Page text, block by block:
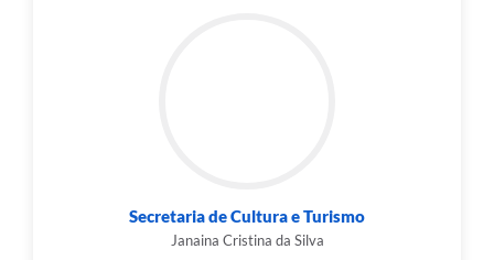
Secretaria de Cultura e Turismo
Janaina Cristina da Silva